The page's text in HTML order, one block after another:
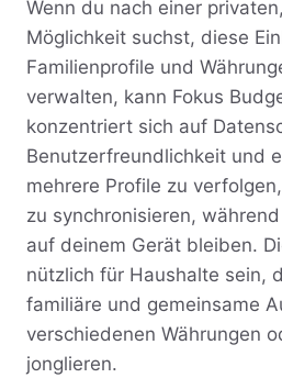
Wenn du nach einer
Möglichkeit suchst, diese
Familienprofile und
verwalten, kann Fokus
konzentriert sich auf
Benutzerfreundlichkeit und
mehrere Profile zu
zu synchronisieren,
auf deinem Gerät bleiben.
nützlich für Haushalte sein,
familiäre und gemeinsame
verschiedenen Währungen
jonglieren.